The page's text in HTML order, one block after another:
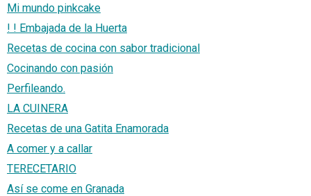
Mi mundo pinkcake
! ! Embajada de la Huerta
Recetas de cocina con sabor tradicional
Cocinando con pasión
Perfileando.
LA CUINERA
Recetas de una Gatita Enamorada
A comer y a callar
TERECETARIO
Así se come en Granada